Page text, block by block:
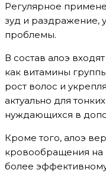
Регулярное
зуд и раздражение,
проблемы.
В состав алоэ
как витамины
рост волос и
актуально для
нуждающихся в
Кроме того, алоэ
кровообращения на
более